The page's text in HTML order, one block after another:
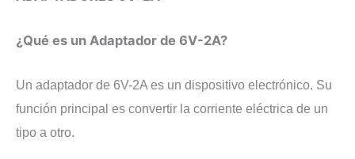
¿Qué es un Adaptador de 6V-2A?
Un adaptador de 6V-2A es un dispositivo electrónico. Su
función principal es convertir la corriente eléctrica de un
tipo a otro.